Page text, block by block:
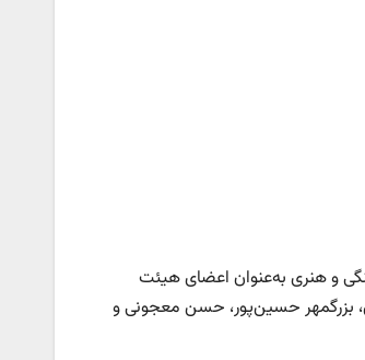
دبیر جشنواره «۲۵»، پنج چهره فرهنگی و هنری به‌عنوان اعضای هیئت
بزرگمهر حسین‌پور، حسن معجونی و